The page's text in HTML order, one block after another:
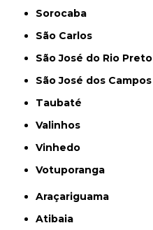
Sorocaba
São Carlos
São José do Rio Preto
São José dos Campos
Taubaté
Valinhos
Vinhedo
Votuporanga
Araçariguama
Atibaia